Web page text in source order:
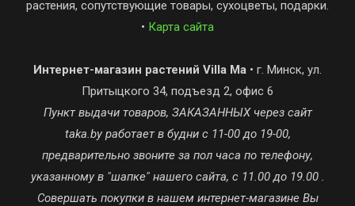
растения, сопутствующие товары, сухоцветы, подарки.
• Карта сайта
Интернет-магазин растений Villa Ma • г. Минск, ул.
Притыцкого 34, подъезд 2, офис 6
Пункт выдачи товаров, ЗАКАЗАННЫХ через сайт
taka.by работает в будни с 11-00 до 19-00,
предварительно звоните за пол часа по телефону,
указанному в "шапке" нашего сайта, с 11.00 до 19.00 .
Совершать покупки в нашем интернет-магазине Вы